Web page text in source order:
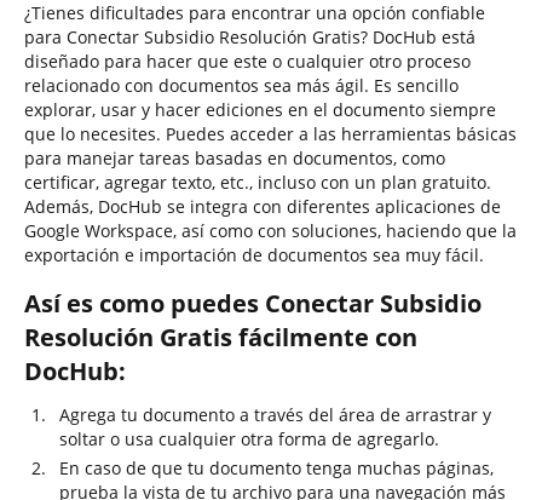
¿Tienes dificultades para encontrar una opción confiable
para Conectar Subsidio Resolución Gratis? DocHub está
diseñado para hacer que este o cualquier otro proceso
relacionado con documentos sea más ágil. Es sencillo
explorar, usar y hacer ediciones en el documento siempre
que lo necesites. Puedes acceder a las herramientas básicas
para manejar tareas basadas en documentos, como
certificar, agregar texto, etc., incluso con un plan gratuito.
Además, DocHub se integra con diferentes aplicaciones de
Google Workspace, así como con soluciones, haciendo que la
exportación e importación de documentos sea muy fácil.
Así es como puedes Conectar Subsidio
Resolución Gratis fácilmente con
DocHub:
Agrega tu documento a través del área de arrastrar y
soltar o usa cualquier otra forma de agregarlo.
En caso de que tu documento tenga muchas páginas,
prueba la vista de tu archivo para una navegación más